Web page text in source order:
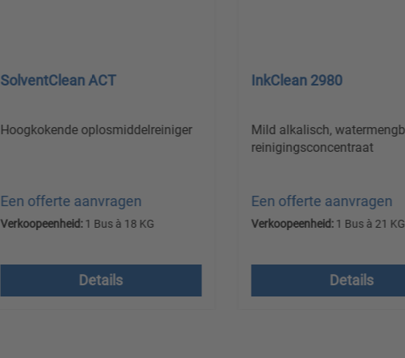
Paintex WT
Hoog alkalisch, watermengbaar
Een offerte aanvragen
Verkoopeenheid:1 Container à 1150 KG
verzendkosten
Details
SolventClean ACT
Hoogkokende
Een offerte aanvragen
Verkoopeenheid:1 Bus à 18 KG
verzendkosten
Details